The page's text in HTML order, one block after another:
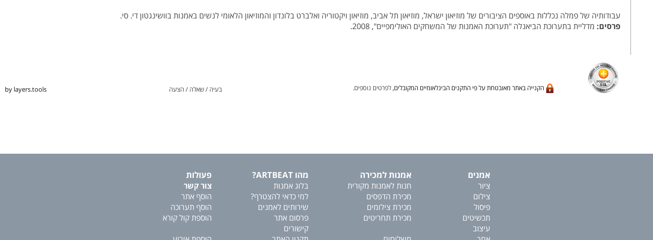
עבודותיה של פמלה נכללות באוספים הציבורים של מוזיאון ישראל, מוזיאון תל אביב, מוזיאון ויקטוריה ואלברט בלונדון והמוזיאון הלאומי לנשים באמנות בוושינגטון די. סי.
פרסים: מדליית בתערוכת הביאנלה "תערוכת האמנות של המשחקים האולימפיים", 2008.
הקנייה באתר מאובטחת על פי התקנים הבינלאומיים המקובלים, לפרטים נוספים. בעיה / שאלה / הצעה by layers.tools
אמנים
ציור
צילום
פיסול
תכשיטים
עיצוב
אמנות למכירה
חנות לאמנות מקורית
מכירת הדפסים
מכירת צילומים
מכירת תחריטים
מהו ARTBEAT?
בלוג אמנות
למי כדאי להצטרף?
שירותים לאמנים
פרסום אתר
קישורים
פעולות
צור קשר
הוסף אתר
הוסף תערוכה
הוספת קול קורא